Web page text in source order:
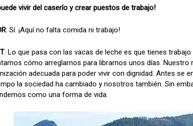
vivir del caserío y crear puestos de trabajo!
: Sí. ¡Aquí no falta comida ni trabajo!
: Lo que pasa con las vacas de leche es que tienes
cómo arreglarnos para librarnos unos días.
adecuada para poder vivir con dignidad. Antes se
la sociedad ha cambiado y nosotros también. Sin
como una forma de vida.